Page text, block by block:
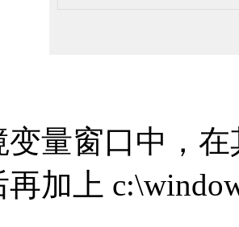
变量窗口中，
再加上